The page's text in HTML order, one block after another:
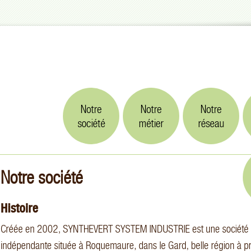
Notre
société
Notre
métier
Notre
réseau
Notre société
Histoire
Créée en 2002, SYNTHEVERT SYSTEM INDUSTRIE est une société
indépendante située à Roquemaure, dans le Gard, belle région à